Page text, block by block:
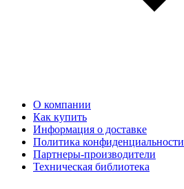
О компании
Как купить
Информация о доставке
Политика конфиденциальности
Партнеры-производители
Техническая библиотека